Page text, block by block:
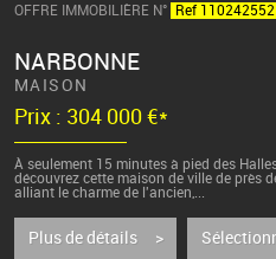
OFFRE IMMOBILIÈRE N° Ref 110242552
NARBONNE
MAISON
Prix : 304 000 €*
À seulement 15 minutes à pied des
découvrez cette maison de ville de près
alliant le charme de l'ancien,...
Plus de détails >